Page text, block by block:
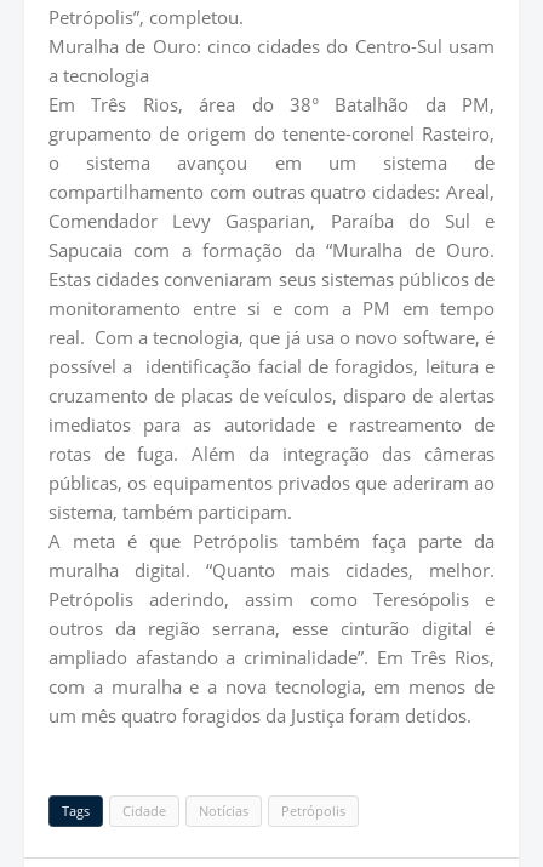
Petrópolis”, completou.
Muralha de Ouro: cinco cidades do Centro-Sul usam
a tecnologia
Em Três Rios, área do 38° Batalhão da PM,
grupamento de origem do tenente-coronel Rasteiro,
o sistema avançou em um sistema de
compartilhamento com outras quatro cidades: Areal,
Comendador Levy Gasparian, Paraíba do Sul e
Sapucaia com a formação da “Muralha de Ouro.
Estas cidades conveniaram seus sistemas públicos de
monitoramento entre si e com a PM em tempo
real. Com a tecnologia, que já usa o novo software, é
possível a identificação facial de foragidos, leitura e
cruzamento de placas de veículos, disparo de alertas
imediatos para as autoridade e rastreamento de
rotas de fuga. Além da integração das câmeras
públicas, os equipamentos privados que aderiram ao
sistema, também participam.
A meta é que Petrópolis também faça parte da
muralha digital. “Quanto mais cidades, melhor.
Petrópolis aderindo, assim como Teresópolis e
outros da região serrana, esse cinturão digital é
ampliado afastando a criminalidade”. Em Três Rios,
com a muralha e a nova tecnologia, em menos de
um mês quatro foragidos da Justiça foram detidos.
Tags Cidade Notícias Petrópolis